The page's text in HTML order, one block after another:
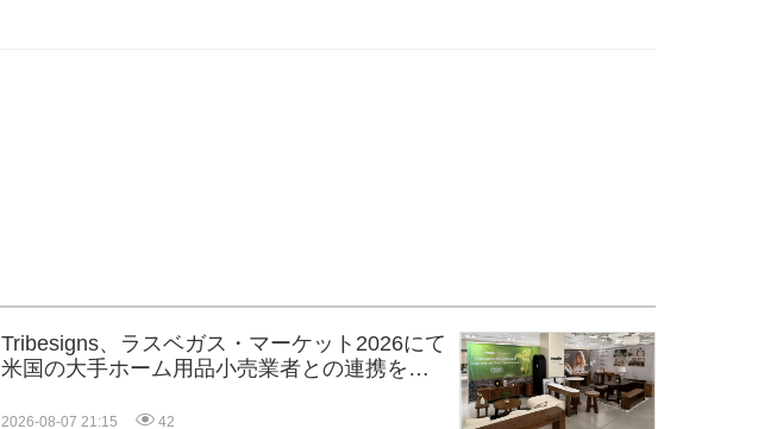
Tribesigns、ラスベガス・マーケット2026にて
米国の大手ホーム用品小売業者との連携を拡
2026-08-07 21:15 42